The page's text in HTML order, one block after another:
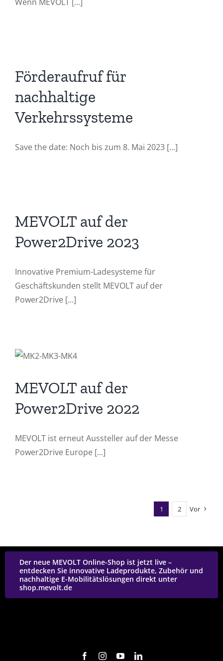
Förderaufruf für
nachhaltige
Verkehrssysteme
Save the date: Noch bis zum 8. Mai 2023 [...]
MEVOLT auf der
Power2Drive 2023
Innovative Premium-Ladesysteme für
Geschäftskunden stellt MEVOLT auf der
Power2Drive [...]
MEVOLT auf der
Power2Drive 2022
MEVOLT ist erneut Aussteller auf der Messe
Power2Drive Europe [...]
1 2 Vor
Der neue MEVOLT Online-Shop ist jetzt live –
entdecken Sie innovative Ladeprodukte, Zubehör und
nachhaltige E-Mobilitätslösungen direkt unter
shop.mevolt.de